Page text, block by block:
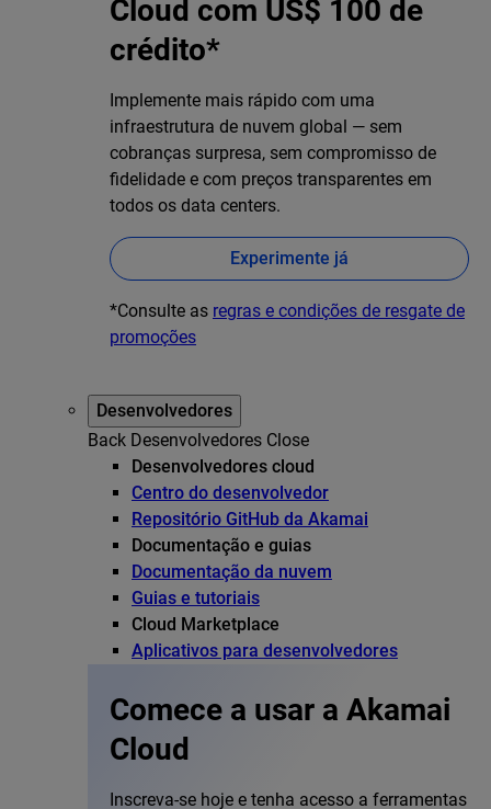
Cloud com US$ 100 de
crédito*
Implemente mais rápido com uma
infraestrutura de nuvem global — sem
cobranças surpresa, sem compromisso de
fidelidade e com preços transparentes em
todos os data centers.
Experimente já
*Consulte as regras e condições de resgate de
promoções
Desenvolvedores
Back Desenvolvedores Close
Desenvolvedores cloud
Centro do desenvolvedor
Repositório GitHub da Akamai
Documentação e guias
Documentação da nuvem
Guias e tutoriais
Cloud Marketplace
Aplicativos para desenvolvedores
Comece a usar a Akamai
Cloud
Inscreva-se hoje e tenha acesso a ferramentas